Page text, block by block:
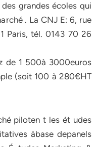
grandes écoles qui
. La CNJ E: 6, rue
Paris, tél. 0143 70 26
de 1 500à 3000euros
(soit 100 à 280€HT
piloten t les ét udes
àbase depanels